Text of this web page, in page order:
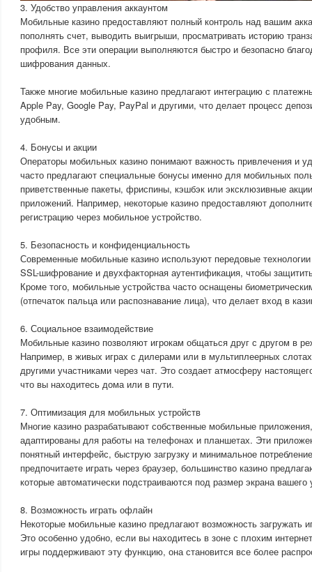
3. Удобство управления аккаунтом
Мобильные казино предоставляют полный контроль над вашим
пополнять счет, выводить выигрыши, просматривать историю
профиля. Все эти операции выполняются быстро и безопасно
шифрования данных.
Также многие мобильные казино предлагают интеграцию с
Apple Pay, Google Pay, PayPal и другими, что делает процесс
удобным.
4. Бонусы и акции
Операторы мобильных казино понимают важность привлечения и
часто предлагают специальные бонусы именно для мобильных
приветственные пакеты, фриспины, кэшбэк или эксклюзивные
приложений. Например, некоторые казино предоставляют
регистрацию через мобильное устройство.
5. Безопасность и конфиденциальность
Современные мобильные казино используют передовые технологии
SSL-шифрование и двухфакторная аутентификация, чтобы
Кроме того, мобильные устройства часто оснащены
(отпечаток пальца или распознавание лица), что делает вход в
6. Социальное взаимодействие
Мобильные казино позволяют игрокам общаться друг с другом в
Например, в живых играх с дилерами или в мультиплеерных
другими участниками через чат. Это создает атмосферу
что вы находитесь дома или в пути.
7. Оптимизация для мобильных устройств
Многие казино разрабатывают собственные мобильные
адаптированы для работы на телефонах и планшетах. Эти
понятный интерфейс, быструю загрузку и минимальное
предпочитаете играть через браузер, большинство казино
которые автоматически подстраиваются под размер экрана вашего
8. Возможность играть офлайн
Некоторые мобильные казино предлагают возможность загружать
Это особенно удобно, если вы находитесь в зоне с плохим
игры поддерживают эту функцию, она становится все более